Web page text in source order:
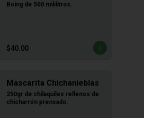
Boing de 500 mililitros.
$40.00
Mascarita Chichanieblas
250gr de chilaquiles rellenos de
chicharrón prensado.